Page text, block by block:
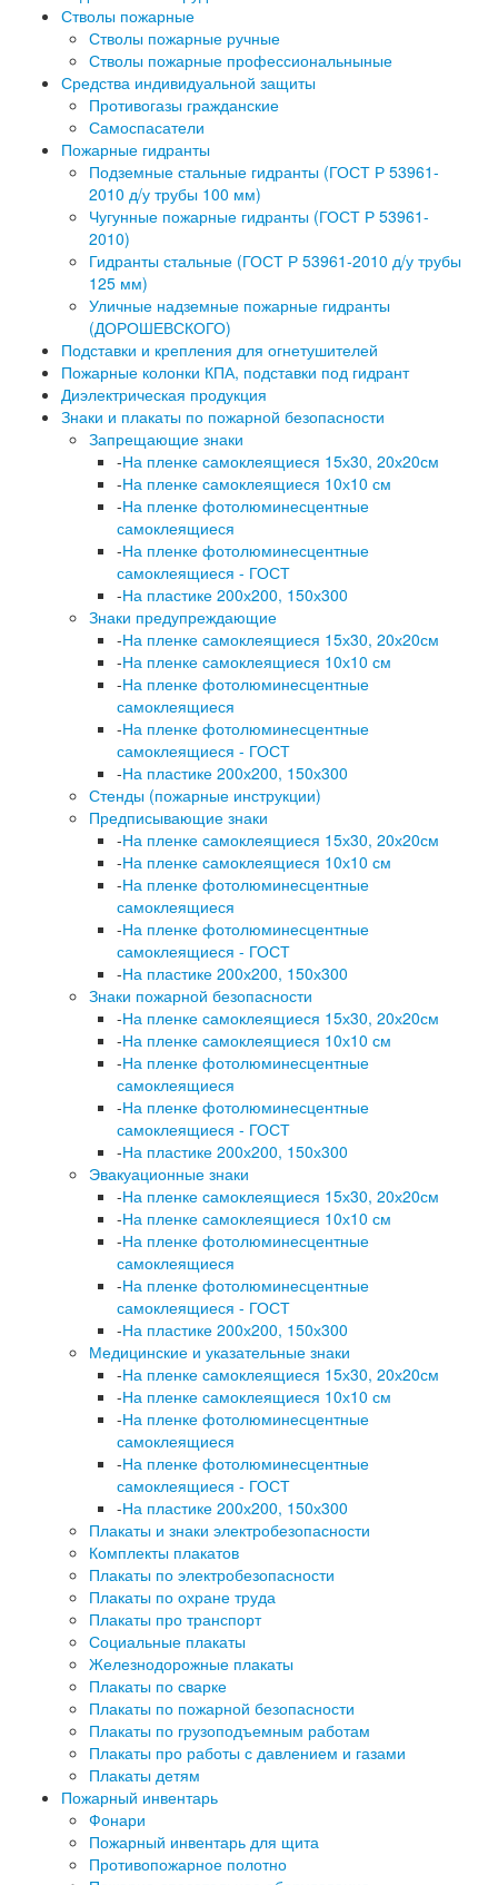
Стволы пожарные
Стволы пожарные ручные
Стволы пожарные профессиональныные
Средства индивидуальной защиты
Противогазы гражданские
Самоспасатели
Пожарные гидранты
Подземные стальные гидранты (ГОСТ Р 53961-
2010 д/у трубы 100 мм)
Чугунные пожарные гидранты (ГОСТ Р 53961-
2010)
Гидранты стальные (ГОСТ Р 53961-2010 д/у трубы
125 мм)
Уличные надземные пожарные гидранты
(ДОРОШЕВСКОГО)
Подставки и крепления для огнетушителей
Пожарные колонки КПА, подставки под гидрант
Диэлектрическая продукция
Знаки и плакаты по пожарной безопасности
Запрещающие знаки
-На пленке самоклеящиеся 15х30, 20х20см
-На пленке самоклеящиеся 10х10 см
-На пленке фотолюминесцентные
самоклеящиеся
-На пленке фотолюминесцентные
самоклеящиеся - ГОСТ
-На пластике 200х200, 150х300
Знаки предупреждающие
-На пленке самоклеящиеся 15х30, 20х20см
-На пленке самоклеящиеся 10х10 см
-На пленке фотолюминесцентные
самоклеящиеся
-На пленке фотолюминесцентные
самоклеящиеся - ГОСТ
-На пластике 200х200, 150х300
Стенды (пожарные инструкции)
Предписывающие знаки
-На пленке самоклеящиеся 15х30, 20х20см
-На пленке самоклеящиеся 10х10 см
-На пленке фотолюминесцентные
самоклеящиеся
-На пленке фотолюминесцентные
самоклеящиеся - ГОСТ
-На пластике 200х200, 150х300
Знаки пожарной безопасности
-На пленке самоклеящиеся 15х30, 20х20см
-На пленке самоклеящиеся 10х10 см
-На пленке фотолюминесцентные
самоклеящиеся
-На пленке фотолюминесцентные
самоклеящиеся - ГОСТ
-На пластике 200х200, 150х300
Эвакуационные знаки
-На пленке самоклеящиеся 15х30, 20х20см
-На пленке самоклеящиеся 10х10 см
-На пленке фотолюминесцентные
самоклеящиеся
-На пленке фотолюминесцентные
самоклеящиеся - ГОСТ
-На пластике 200х200, 150х300
Медицинские и указательные знаки
-На пленке самоклеящиеся 15х30, 20х20см
-На пленке самоклеящиеся 10х10 см
-На пленке фотолюминесцентные
самоклеящиеся
-На пленке фотолюминесцентные
самоклеящиеся - ГОСТ
-На пластике 200х200, 150х300
Плакаты и знаки электробезопасности
Комплекты плакатов
Плакаты по электробезопасности
Плакаты по охране труда
Плакаты про транспорт
Социальные плакаты
Железнодорожные плакаты
Плакаты по сварке
Плакаты по пожарной безопасности
Плакаты по грузоподъемным работам
Плакаты про работы с давлением и газами
Плакаты детям
Пожарный инвентарь
Фонари
Пожарный инвентарь для щита
Противопожарное полотно